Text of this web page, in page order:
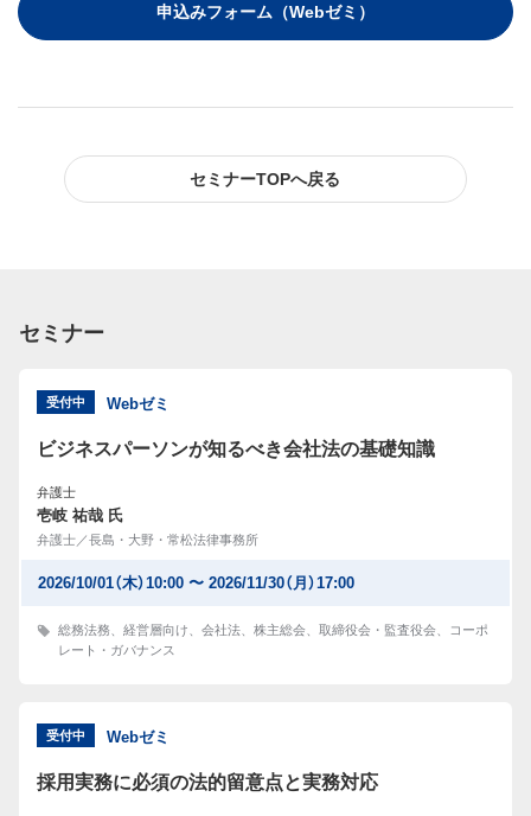
申込みフォーム（Webゼミ）
セミナーTOPへ戻る
セミナー
受付中 Webゼミ
ビジネスパーソンが知るべき会社法の基礎知識
弁護士
壱岐 祐哉 氏
弁護士／長島・大野・常松法律事務所
2026/10/01（木）10:00 〜 2026/11/30（月）17:00
総務法務 経営層向け 会社法 株主総会 取締役会・監査役会
コーポ
レート・ガバナンス
受付中 Webゼミ
採用実務に必須の法的留意点と実務対応